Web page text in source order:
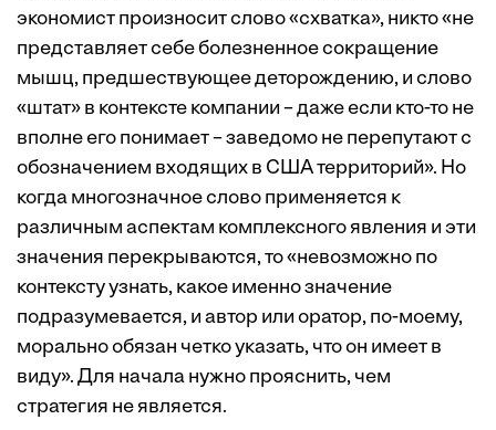
экономист произносит слово «схватка», никто «не
представляет себе болезненное сокращение
мышц, предшествующее деторождению, и слово
«штат» в контексте компании – даже если кто-то не
вполне его понимает – заведомо не перепутают с
обозначением входящих в США территорий». Но
когда многозначное слово применяется к
различным аспектам комплексного явления и эти
значения перекрываются, то «невозможно по
контексту узнать, какое именно значение
подразумевается, и автор или оратор, по-моему,
морально обязан четко указать, что он имеет в
виду». Для начала нужно прояснить, чем
стратегия не является.